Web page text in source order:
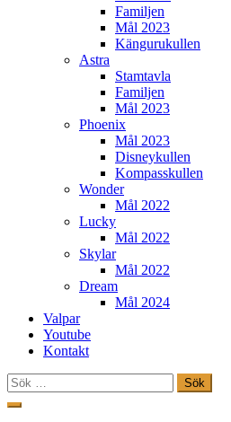
Familjen
Mål 2023
Kängurukullen
Astra
Stamtavla
Familjen
Mål 2023
Phoenix
Mål 2023
Disneykullen
Kompasskullen
Wonder
Mål 2022
Lucky
Mål 2022
Skylar
Mål 2022
Dream
Mål 2024
Valpar
Youtube
Kontakt
Sök
efter:
Hoppa